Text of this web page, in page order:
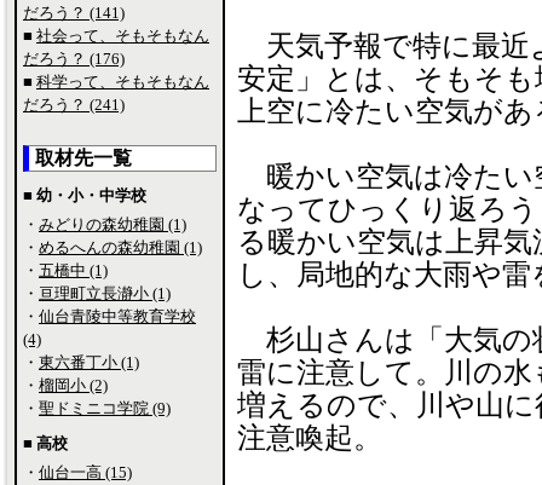
天気予報で特に最近
安定」とは、そもそ
上空に冷たい空気が
暖かい空気は冷たい
なってひっくり返ろ
る暖かい空気は上昇
し、局地的な大雨や
杉山さんは「大気の
雷に注意して。川の
増えるので、川や山
注意喚起。
だろう？ (141)
■ 社会って、そもそもなん
だろう？ (176)
■ 科学って、そもそもなん
だろう？ (241)
取材先一覧
■ 幼・小・中学校
・ みどりの森幼稚園 (1)
・ めるへんの森幼稚園 (1)
・ 五橋中 (1)
・ 亘理町立長瀞小 (1)
・ 仙台青陵中等教育学校
(4)
・ 東六番丁小 (1)
・ 榴岡小 (2)
・ 聖ドミニコ学院 (9)
■ 高校
・ 仙台一高 (15)